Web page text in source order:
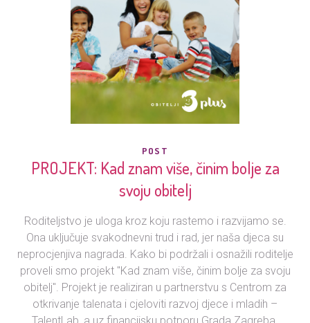
POST
PROJEKT: Kad znam više, činim bolje za
svoju obitelj
Roditeljstvo je uloga kroz koju rastemo i razvijamo se.
Ona uključuje svakodnevni trud i rad, jer naša djeca su
neprocjenjiva nagrada. Kako bi podržali i osnažili roditelje
proveli smo projekt "Kad znam više, činim bolje za svoju
obitelj". Projekt je realiziran u partnerstvu s Centrom za
otkrivanje talenata i cjeloviti razvoj djece i mladih –